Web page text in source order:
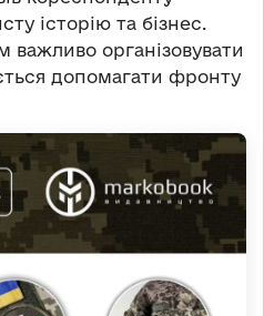
історію та бізнес.
організовувати
допомагати фронту